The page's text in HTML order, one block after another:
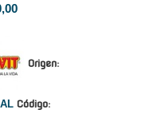
Origen:
Código: